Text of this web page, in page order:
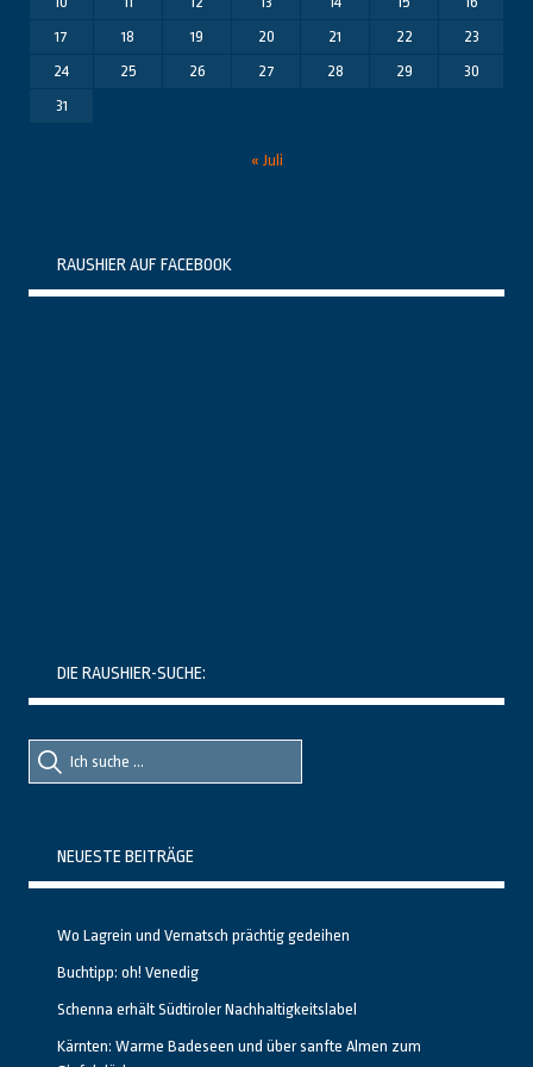
17
18 19 20 21 22
23
24
25 26 27 28 29
30
31
« Juli
RAUSHIER AUF FACEBOOK
DIE RAUSHIER-SUCHE:
Suche
nach::
Suche
nach:
NEUESTE BEITRÄGE
Wo Lagrein und Vernatsch prächtig gedeihen
Buchtipp: oh! Venedig
Schenna erhält Südtiroler Nachhaltigkeitslabel
Kärnten: Warme Badeseen und über sanfte Almen zum